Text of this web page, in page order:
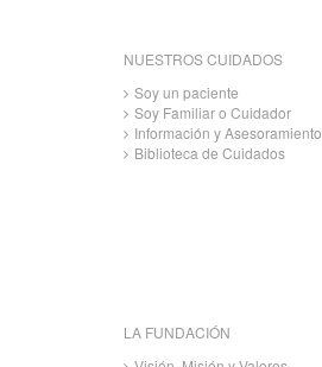
NUESTROS CUIDADOS
Soy un paciente
Soy Familiar o Cuidador
Información y Asesoramiento
Biblioteca de Cuidados
LA FUNDACIÓN